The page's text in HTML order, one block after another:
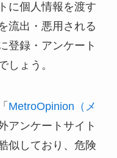
に個人情報を渡す
流出・悪用される
登録・アンケート
しょう。
MetroOpinion（メ
アンケートサイト
似しており、危険